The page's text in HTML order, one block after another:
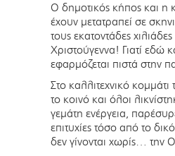
Ο δημοτικός κήπος και η
έχουν μετατραπεί σε
τους εκατοντάδες
Χριστούγεννα! Γιατί εδώ
εφαρμόζεται πιστά στην
Στο καλλιτεχνικό
το κοινό και όλοι
γεμάτη ενέργεια,
επιτυχίες τόσο από το
δεν γίνονται χωρίς… την